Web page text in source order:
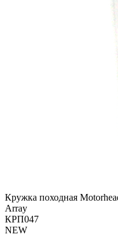
Кружка походная
Array
КРП047
NEW